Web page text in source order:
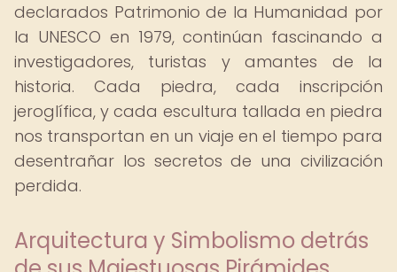
declarados Patrimonio de la Humanidad por
la UNESCO en 1979, continúan fascinando a
investigadores, turistas y amantes de la
historia. Cada piedra, cada inscripción
jeroglífica, y cada escultura tallada en piedra
nos transportan en un viaje en el tiempo para
desentrañar los secretos de una civilización
perdida.
Arquitectura y Simbolismo detrás